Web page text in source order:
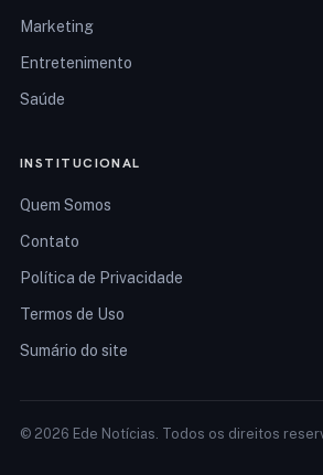
Marketing
Entretenimento
Saúde
INSTITUCIONAL
Quem Somos
Contato
Política de Privacidade
Termos de Uso
Sumário do site
© 2026 Ede Notícias. Todos os direitos